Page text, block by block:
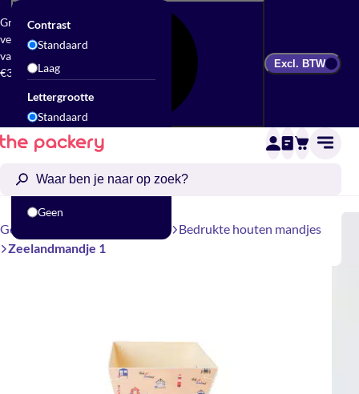
Gratis
verzending
vanaf
€300
Contrast
Standaard
Laag
Lettergrootte
Standaard
Groot
Geen
Excl. BTW
Geschenkverpakking Mandjes Bedrukte houten mandjes
Zeelandmandje 1